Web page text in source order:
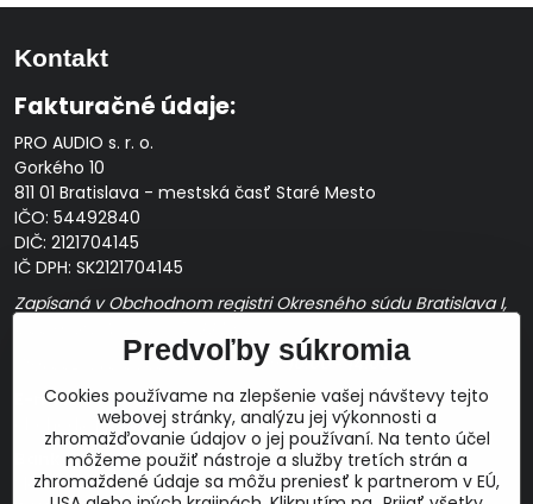
Kontakt
Fakturačné údaje:
PRO AUDIO s. r. o.
Gorkého 10
811 01 Bratislava - mestská časť Staré Mesto
IČO: 54492840
DIČ: 2121704145
IČ DPH: SK2121704145
Zapísaná v Obchodnom registri Okresného súdu Bratislava I,
Prevádzková doba: pracovné dni10:00 - 14:00
E-mail:
obchod@proaudio.sk
Bankové spojenie:
Slovenská sporiteľňa, a.s.
Predvoľby súkromia
Cookies používame na zlepšenie vašej návštevy tejto
webovej stránky, analýzu jej výkonnosti a
zhromažďovanie údajov o jej používaní. Na tento účel
môžeme použiť nástroje a služby tretích strán a
zhromaždené údaje sa môžu preniesť k partnerom v EÚ,